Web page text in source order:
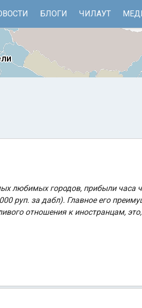
БЛОГИ ЧИЛАУТ
Бенгальский залив
любимых городов, прибыли часа
руп. за дабл). Главное его
отношения к иностранцам,